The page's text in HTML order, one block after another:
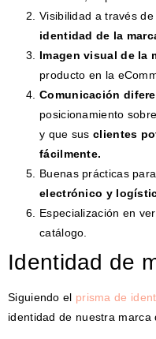
Visibilidad a través de
identidad de la
Imagen visual de la
producto en la
Comunicación
posicionamiento
y que sus clientes
fácilmente.
Buenas prácticas
electrónico y
Especialización en
catálogo.
Identidad de
Siguiendo el prisma de
identidad de nuestra marca